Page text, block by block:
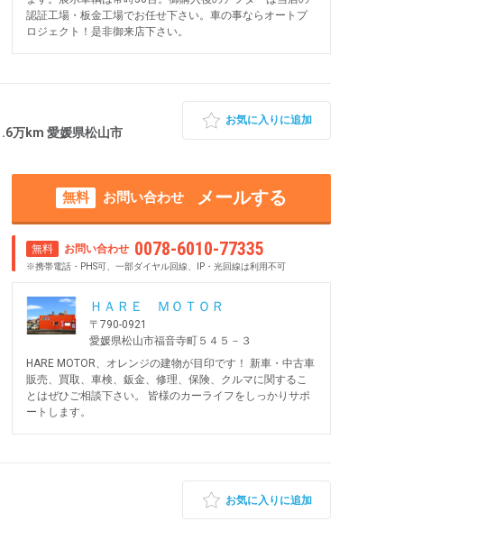
認証工場・板金工場でお任せ下さい。車の事ならオートプ
ロジェクト！是非御来店下さい。
万km 愛媛県松山市
お気に入りに追加
無料 お問い合わせ メールする
無料 お問い合わせ 0078-6010-77335
※携帯電話・PHS可、一部ダイヤル回線、IP・光回線は利用不可
ＨＡＲＥ ＭＯＴＯＲ
〒790-0921
愛媛県松山市福音寺町５４５－３
HARE MOTOR、オレンジの建物が目印です！ 新車・中古車
販売、買取、車検、鈑金、修理、保険、クルマに関するこ
とはぜひご相談下さい。 皆様のカーライフをしっかりサポ
ートします。
お気に入りに追加